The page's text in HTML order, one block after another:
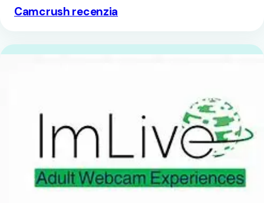
Camcrush recenzia